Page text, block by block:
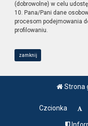
(dobrowolne) w celu
10. Pana/Pani dane
procesom podejmowania
profilowaniu.
zamknij
Strona
Czcionka